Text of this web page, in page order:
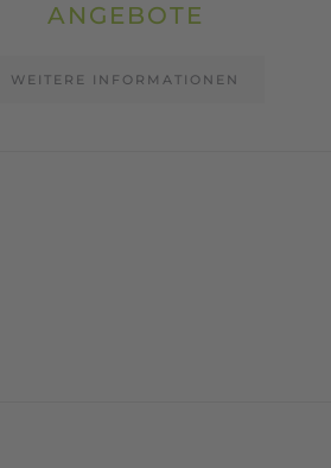
ANGEBOTE
WEITERE INFORMATIONEN